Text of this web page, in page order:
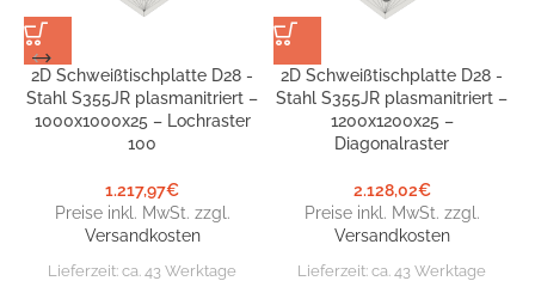
2D Schweißtischplatte D28 -
Stahl S355JR plasmanitriert –
1000x1000x25 – Lochraster
100
1.217,97€
Preise inkl. MwSt. zzgl.
Versandkosten
Lieferzeit:ca. 43 Werktage
2D Schweißtischplatte D28 -
Stahl S355JR plasmanitriert –
1200x1200x25 –
Diagonalraster
2.128,02€
Preise inkl. MwSt. zzgl.
Versandkosten
Lieferzeit:ca. 43 Werktage